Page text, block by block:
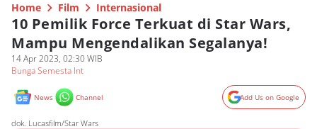
Home Film Internasional
10 Pemilik Force Terkuat di Star Wars,
Mampu Mengendalikan Segalanya!
14 Apr 2023, 02:30 WIB
Bunga Semesta Int
News Channel Add Us on Google
dok. Lucasfilm/Star Wars